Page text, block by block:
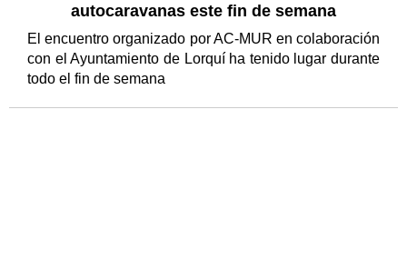
autocaravanas este fin de semana
El encuentro organizado por AC-MUR en colaboración
con el Ayuntamiento de Lorquí ha tenido lugar durante
todo el fin de semana